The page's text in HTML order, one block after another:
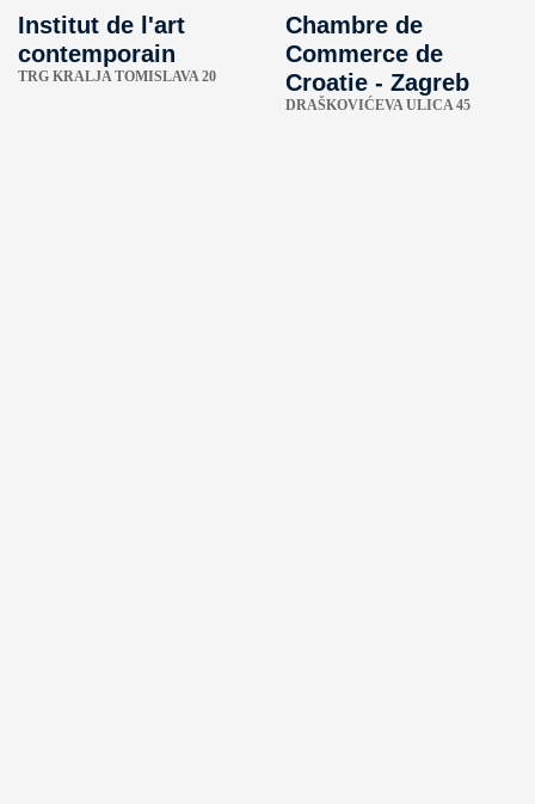
Institut de l'art
contemporain
TRG KRALJA TOMISLAVA 20
Chambre de
Commerce de
Croatie - Zagreb
DRAŠKOVIĆEVA ULICA 45